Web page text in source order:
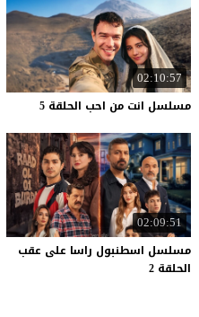
02:10:57
مسلسل انت من احب الحلقة 5
02:09:51
مسلسل اسطنبول راسا على عقب
الحلقة 2